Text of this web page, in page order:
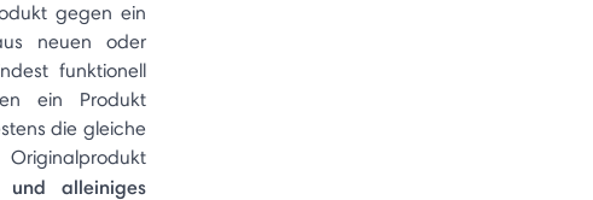
gegen ein
neuen oder
funktionell
ein Produkt
die gleiche
und alleiniges